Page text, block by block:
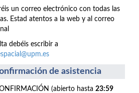
un correo electrónico con todas las
Estad atentos a la web y al correo
debéis escribir a
de asistencia
(abierto hasta 23:59